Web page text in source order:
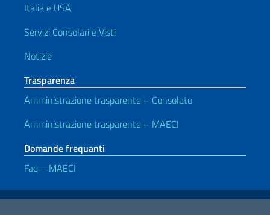
Italia e USA
Servizi Consolari e Visti
Notizie
Trasparenza
Amministrazione trasparente – Consolato
Amministrazione trasparente – MAECI
Domande frequanti
Faq – MAECI
Link Utili